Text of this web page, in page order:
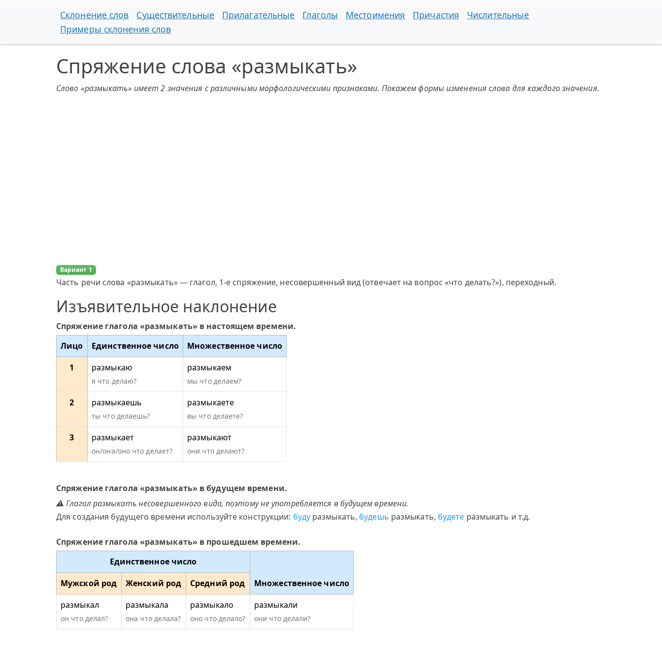
Склонение слов Существительные Прилагательные Глаголы Местоимения Причастия
Числительные
Примеры склонения слов
Спряжение слова «размыкать»
Слово «размыкать» имеет 2 значения с различными морфологическими признаками. Покажем формы изменения слова для каждого значения.
Вариант 1
Часть речи слова «размыкать» — глагол, 1-е спряжение, несовершенный вид (отвечает на вопрос «что делать?»), переходный.
Изъявительное наклонение
Спряжение глагола «размыкать» в настоящем времени.
Лицо
Единственное число
Множественное число
1
размыкаю
я что делаю?
размыкаем
мы что делаем?
2 размыкаешь
ты что делаешь?
размыкаете
вы что делаете?
3 размыкает
он/она/оно что делает?
размыкают
они что делают?
Спряжение глагола «размыкать» в будущем времени.
⚠ Глагол размыкать несовершенного вида, поэтому не употребляется в будущем времени.
Для создания будущего времени используйте конструкции: будуразмыкать, будешь размыкать, будете размыкать и т.д.
Спряжение глагола «размыкать» в прошедшем времени.
Единственное число
Множественное число
Мужской род Женский род
Средний род
размыкал
он что делал?
размыкала
она что делала?
размыкало
оно что делало?
размыкали
они что делали?